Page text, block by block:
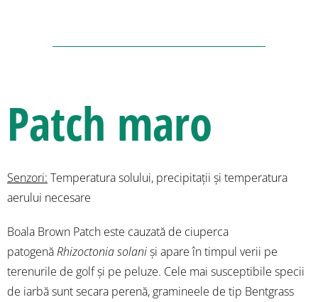
Patch maro
Senzori: Temperatura solului, precipitații și temperatura
aerului necesare
Boala Brown Patch este cauzată de ciuperca
patogenăRhizoctonia solaniși apare în timpul verii pe
terenurile de golf și pe peluze. Cele mai susceptibile specii
de iarbă sunt secara perenă, gramineele de tip Bentgrass